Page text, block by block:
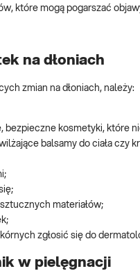
które mogą pogarszać
na dłoniach
zmian na dłoniach, należy:
kosmetyki, które
balsamy do ciała czy
materiałów;
zgłosić się do
w pielęgnacji